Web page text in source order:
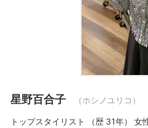
星野百合子 （ホシノユリコ）
トップスタイリスト （歴 31年） 女